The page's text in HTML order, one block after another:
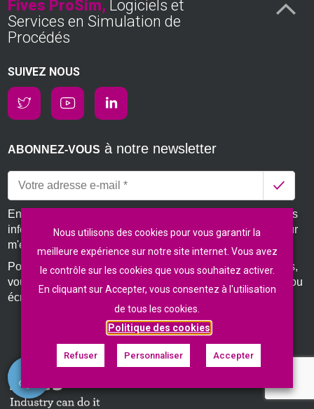
Fives ProSim, Logiciels et
Services en Simulation de
Procédés
SUIVEZ NOUS
ABONNEZ-VOUS à notre newsletter
En soumettant ce formulaire d'inscription, j'accepte que les
informations saisies soient utilisées par Fives ProSim pour
m'envoyer des informations sur ses logiciels et services.
Pour vous désinscrire, modifier ou accéder à vos données,
vous pouvez utiliser le lien présent dans nos newsletters ou
écrire à
fives-prosim.data.protection@fivesgroup.com
Nous utilisons des cookies pour vous garantir la
meilleure expérience sur notre site internet. Vous avez
le contrôle sur les cookies que vous souhaitez activer.
En cliquant sur Accepter, vous consentez à l'utilisation
de tous les cookies.
Politique des cookies
Refuser Personnaliser Accepter